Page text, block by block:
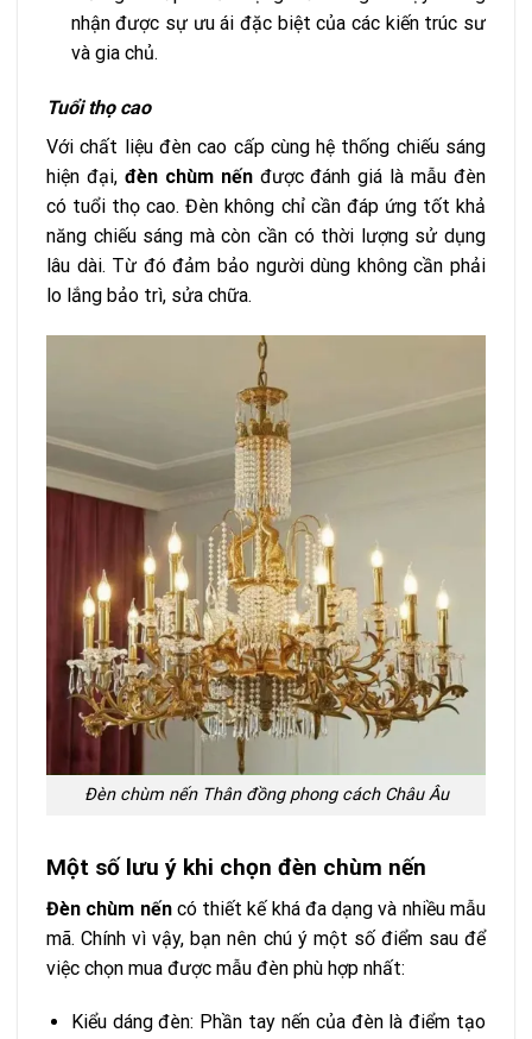
nhận được sự ưu ái đặc biệt của các kiến trúc sư
và gia chủ.
Tuổi thọ cao
Với chất liệu đèn cao cấp cùng hệ thống chiếu sáng
hiện đại, đèn chùm nếnđược đánh giá là mẫu đèn
có tuổi thọ cao. Đèn không chỉ cần đáp ứng tốt khả
năng chiếu sáng mà còn cần có thời lượng sử dụng
lâu dài. Từ đó đảm bảo người dùng không cần phải
lo lắng bảo trì, sửa chữa.
Đèn chùm nến Thân đồng phong cách Châu Âu
Một số lưu ý khi chọn đèn chùm nến
Đèn chùm nếncó thiết kế khá đa dạng và nhiều mẫu
mã. Chính vì vậy, bạn nên chú ý một số điểm sau để
việc chọn mua được mẫu đèn phù hợp nhất:
Kiểu dáng đèn: Phần tay nến của đèn là điểm tạo